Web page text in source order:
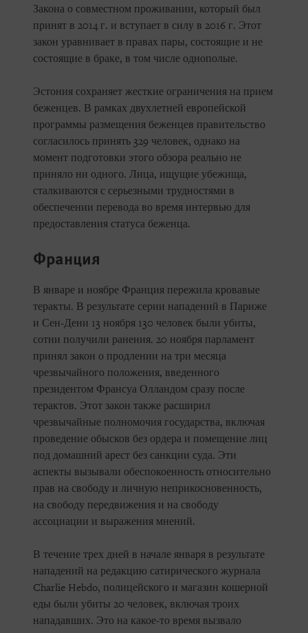
Закона о совместном проживании, который был
принят в 2014 г. и вступает в силу в 2016 г. Этот
закон уравнивает в правах пары, состоящие и не
состоящие в браке, в том числе однополые.
Эстония сохраняет жесткие ограничения на прием
беженцев. В рамках двухлетней европейской
программы размещения беженцев правительство
согласилось принять 329 человек, однако на
момент подготовки этого обзора реально не
приняло ни одного. Лица, ищущие убежища,
сталкиваются с серьезными трудностями в
обеспечении перевода во время интервью для
предоставления статуса беженца.
Франция
В январе и ноябре Франция пережила кровавые
теракты. В результате серии нападений в Париже
и Сен-Дени 13 ноября 130 человек были убиты,
сотни получили ранения. 20 ноября парламент
принял закон о продлении на три месяца
чрезвычайного положения, введенного
президентом Франсуа Олландом сразу после
терактов. Этот закон также расширил
чрезвычайные полномочия государства, включая
проведение обысков без ордера и помещение лиц
под домашний арест без санкции суда. Эти
аспекты вызывали обеспокоенность относительно
прав на свободу и личную неприкосновенность,
на свободу передвижения и на свободу
ассоциации и выражения мнений.
В течение трех дней в начале января в результате
нападений на редакцию сатирического журнала
Charlie Hebdo, полицейского и магазин кошерной
еды были убиты 20 человек, включая троих
нападавших. Это на какое-то время вызвало